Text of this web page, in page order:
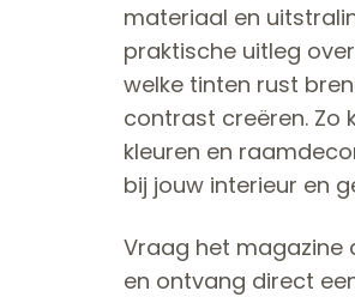
materiaal en
praktische uitleg
welke tinten rust
contrast creëren. Zo
kleuren en
bij jouw interieur en
Vraag het magazine
en ontvang direct